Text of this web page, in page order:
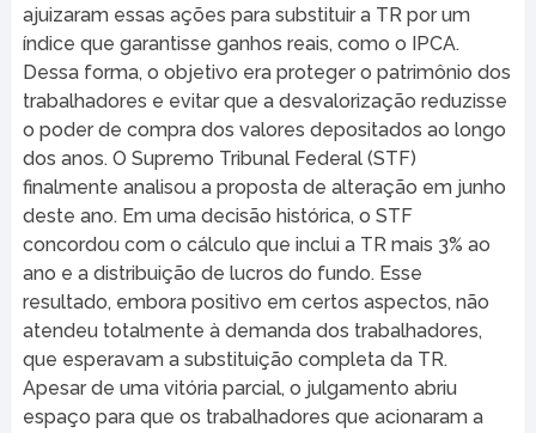
ajuizaram essas ações para substituir a TR por um
índice que garantisse ganhos reais, como o IPCA.
Dessa forma, o objetivo era proteger o patrimônio dos
trabalhadores e evitar que a desvalorização reduzisse
o poder de compra dos valores depositados ao longo
dos anos. O Supremo Tribunal Federal (STF)
finalmente analisou a proposta de alteração em junho
deste ano. Em uma decisão histórica, o STF
concordou com o cálculo que inclui a TR mais 3% ao
ano e a distribuição de lucros do fundo. Esse
resultado, embora positivo em certos aspectos, não
atendeu totalmente à demanda dos trabalhadores,
que esperavam a substituição completa da TR.
Apesar de uma vitória parcial, o julgamento abriu
espaço para que os trabalhadores que acionaram a